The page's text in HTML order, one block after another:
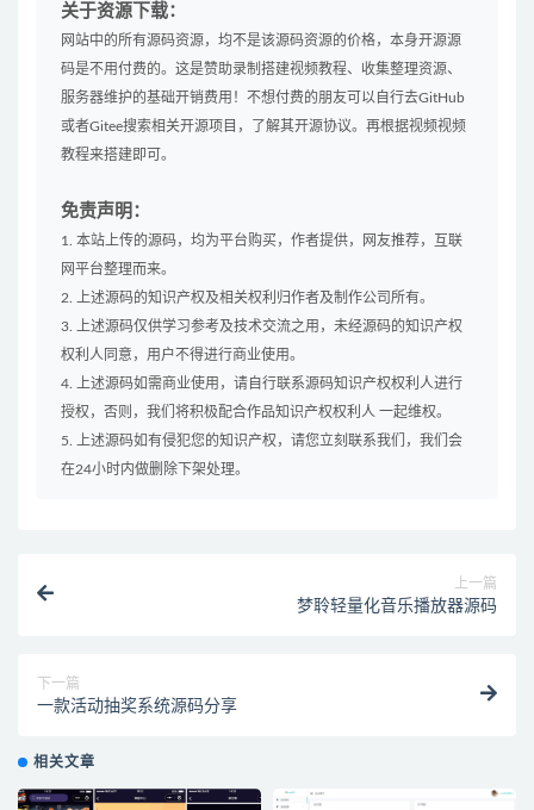
关于资源下载：
网站中的所有源码资源，均不是该源码资源的价格，本身开源源
码是不用付费的。这是赞助录制搭建视频教程、收集整理资源、
服务器维护的基础开销费用！不想付费的朋友可以自行去GitHub
或者Gitee搜索相关开源项目，了解其开源协议。再根据视频视频
教程来搭建即可。
免责声明：
1. 本站上传的源码，均为平台购买，作者提供，网友推荐，互联
网平台整理而来。
2. 上述源码的知识产权及相关权利归作者及制作公司所有。
3. 上述源码仅供学习参考及技术交流之用，未经源码的知识产权
权利人同意，用户不得进行商业使用。
4. 上述源码如需商业使用，请自行联系源码知识产权权利人进行
授权，否则，我们将积极配合作品知识产权权利人 一起维权。
5. 上述源码如有侵犯您的知识产权，请您立刻联系我们，我们会
在24小时内做删除下架处理。
上一篇
梦聆轻量化音乐播放器源码
下一篇
一款活动抽奖系统源码分享
相关文章